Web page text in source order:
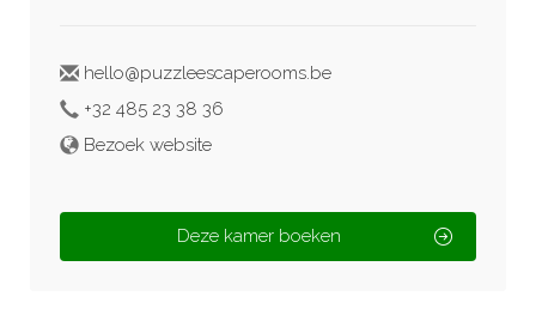
hello@puzzleescaperooms.be
+32 485 23 38 36
Bezoek website
Deze kamer boeken